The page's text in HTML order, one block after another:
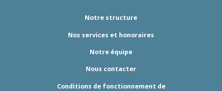
Notre structure
Nos services et honoraires
Notre équipe
Nous contacter
Conditions de fonctionnement de